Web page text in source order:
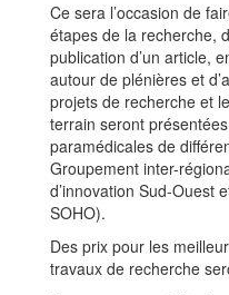
Ce sera l’occasion de
étapes de la recherche,
publication d’un article,
autour de plénières et
projets de recherche et
terrain seront
paramédicales de
Groupement inter-
d’innovation Sud-Ouest
SOHO).
Des prix pour les
travaux de recherche